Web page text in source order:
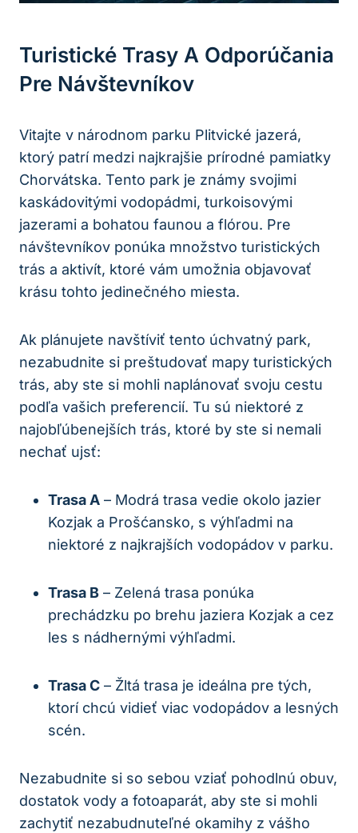
Turistické ‍trasy A Odporúčania
Pre Návštevníkov
Vitajte v národnom parku Plitvické jazerá,
ktorý ‍patrí medzi najkrajšie prírodné pamiatky
Chorvátska. Tento park‌ je známy ‍svojimi
kaskádovitými​ vodopádmi, turkoisovými
jazerami a ‌bohatou faunou a flórou. Pre
návštevníkov ponúka množstvo turistických⁤
trás a aktivít, ktoré vám umožnia objavovať
krásu tohto jedinečného miesta.
Ak plánujete navštíviť ‍tento úchvatný park,
nezabudnite si preštudovať mapy turistických
trás, aby ste si mohli naplánovať svoju cestu
podľa vašich preferencií.⁣ Tu ​sú niektoré z
najobľúbenejších trás, ktoré by ste si nemali
nechať ujsť:
Trasa A ‍– Modrá⁢ trasa vedie okolo jazier
Kozjak‍ a Prošćansko, s výhľadmi na
niektoré​ z najkrajších ⁢vodopádov⁣ v parku.
Trasa B – Zelená trasa ponúka⁣
prechádzku po brehu jaziera Kozjak ‍a cez
les s⁢ nádhernými výhľadmi.
Trasa ​C ‍– Žltá ⁢trasa je ideálna pre tých,
ktorí chcú ⁤vidieť viac vodopádov a ‍lesných
scén.
Nezabudnite si so⁢ sebou vziať pohodlnú obuv,
dostatok vody‍ a fotoaparát, aby ⁤ste si mohli
zachytiť‍ nezabudnuteľné⁣ okamihy ‍z vášho